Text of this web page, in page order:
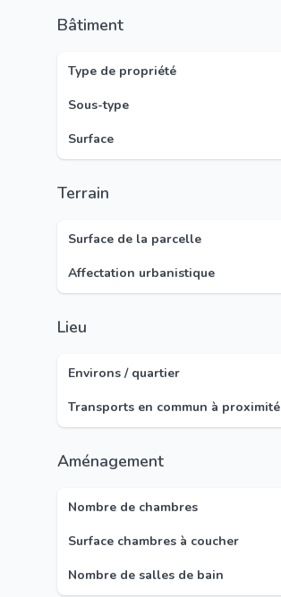
Bâtiment
Type de propriété
Sous-type
Surface
Terrain
Surface de la parcelle
Affectation urbanistique
Lieu
Environs / quartier
Transports en commun à proximité
Aménagement
Nombre de chambres
Surface chambres à coucher
Nombre de salles de bain